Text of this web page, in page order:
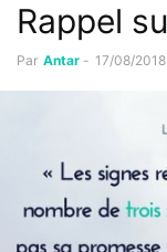
Rappel
Par Antar - 17/08/2018